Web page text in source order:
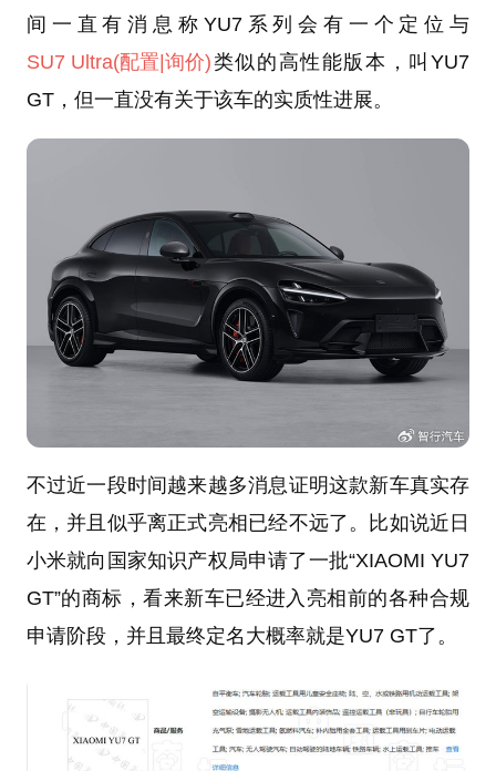
间一直有消息称YU7系列会有一个定位与
SU7 Ultra(配置 |询价)类似的高性能版本，叫YU7
GT，但一直没有关于该车的实质性进展。
不过近一段时间越来越多消息证明这款新车真实存
在，并且似乎离正式亮相已经不远了。比如说近日
小米就向国家知识产权局申请了一批“XIAOMI YU7
GT”的商标，看来新车已经进入亮相前的各种合规
申请阶段，并且最终定名大概率就是YU7 GT了。